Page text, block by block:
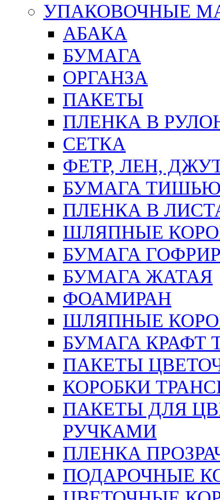
УПАКОВОЧНЫЕ
АБАКА
БУМАГА
ОРГАНЗА
ПАКЕТЫ
ПЛЕНКА В
СЕТКА
ФЕТР, ЛЕН,
БУМАГА
ПЛЕНКА В
ШЛЯПНЫЕ
БУМАГА
БУМАГА ЖАТАЯ
ФОАМИРАН
ШЛЯПНЫЕ
БУМАГА КРАФТ
ПАКЕТЫ
КОРОБКИ
ПАКЕТЫ ДЛЯ
РУЧКАМИ
ПЛЕНКА
ПОДАРОЧНЫЕ